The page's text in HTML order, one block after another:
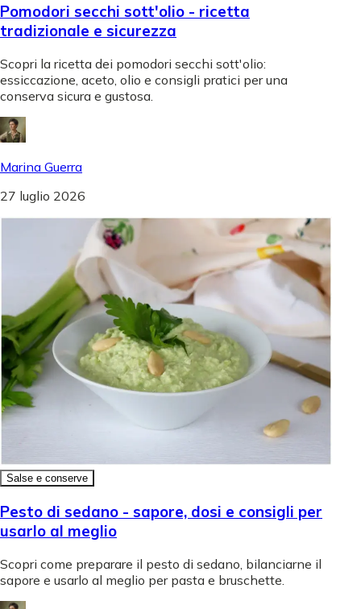
Pomodori secchi sott'olio - ricetta
tradizionale e sicurezza
Scopri la ricetta dei pomodori secchi sott'olio:
essiccazione, aceto, olio e consigli pratici per una
conserva sicura e gustosa.
Marina Guerra
27 luglio 2026
Salse e conserve
Pesto di sedano - sapore, dosi e consigli per
usarlo al meglio
Scopri come preparare il pesto di sedano, bilanciarne il
sapore e usarlo al meglio per pasta e bruschette.